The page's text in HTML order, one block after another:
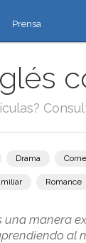
Prensa
Drama
Romance
una manera
al